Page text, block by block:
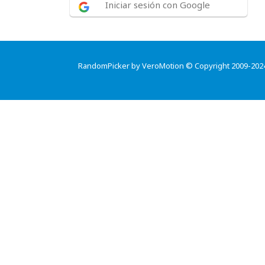
Iniciar sesión con Google
RandomPicker by VeroMotion © Copyright 2009-